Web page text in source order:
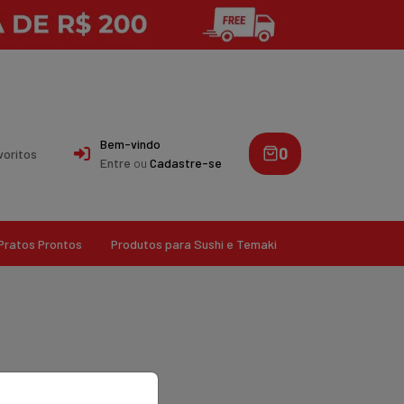
Bem-vindo
Entre ou Cadastre-se 0
Prontos Produtos para Sushi e Temaki